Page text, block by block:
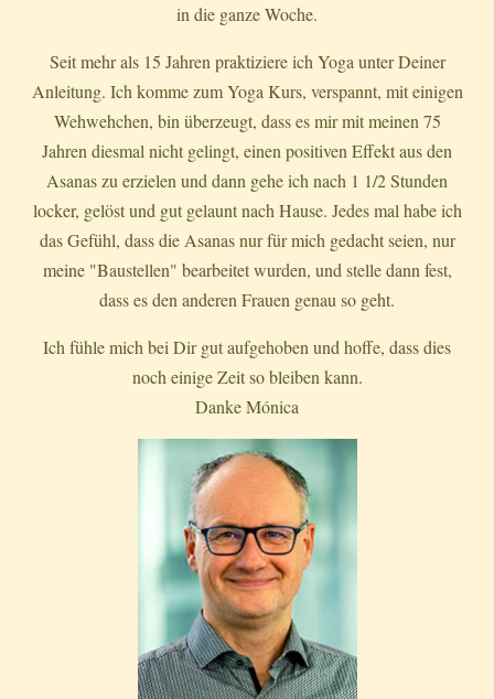
in die ganze Woche.
Seit mehr als 15 Jahren praktiziere ich Yoga unter Deiner
Anleitung. Ich komme zum Yoga Kurs, verspannt, mit einigen
Wehwehchen, bin überzeugt, dass es mir mit meinen 75
Jahren diesmal nicht gelingt, einen positiven Effekt aus den
Asanas zu erzielen und dann gehe ich nach 1 1/2 Stunden
locker, gelöst und gut gelaunt nach Hause. Jedes mal habe ich
das Gefühl, dass die Asanas nur für mich gedacht seien, nur
meine "Baustellen" bearbeitet wurden, und stelle dann fest,
dass es den anderen Frauen genau so geht.
Ich fühle mich bei Dir gut aufgehoben und hoffe, dass dies
noch einige Zeit so bleiben kann.
Danke Mónica